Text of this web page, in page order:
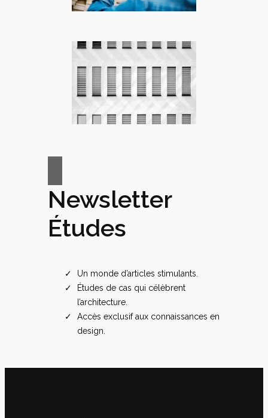
Newsletter
Études
Un monde d’articles stimulants.
Études de cas qui célèbrent
l’architecture.
Accès exclusif aux connaissances en
design.